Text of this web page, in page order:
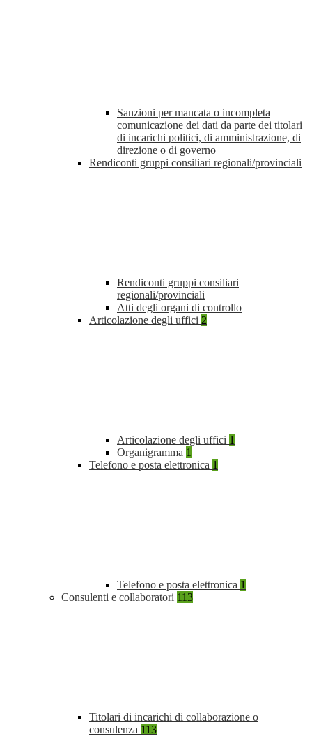
Sanzioni per mancata o incompleta
comunicazione dei dati da parte dei titolari
di incarichi politici, di amministrazione, di
direzione o di governo
Rendiconti gruppi consiliari regionali/provinciali
Rendiconti gruppi consiliari
regionali/provinciali
Atti degli organi di controllo
Articolazione degli uffici 2
Articolazione degli uffici 1
Organigramma 1
Telefono e posta elettronica 1
Telefono e posta elettronica 1
Consulenti e collaboratori 113
Titolari di incarichi di collaborazione o
consulenza 113